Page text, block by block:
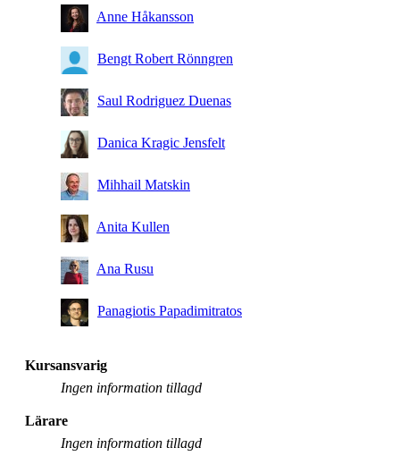
Anne Håkansson
Bengt Robert Rönngren
Saul Rodriguez Duenas
Danica Kragic Jensfelt
Mihhail Matskin
Anita Kullen
Ana Rusu
Panagiotis Papadimitratos
Kursansvarig
Ingen information tillagd
Lärare
Ingen information tillagd